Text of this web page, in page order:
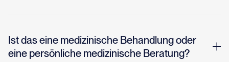
Ist das eine medizinische Behandlung oder
eine persönliche medizinische Beratung?